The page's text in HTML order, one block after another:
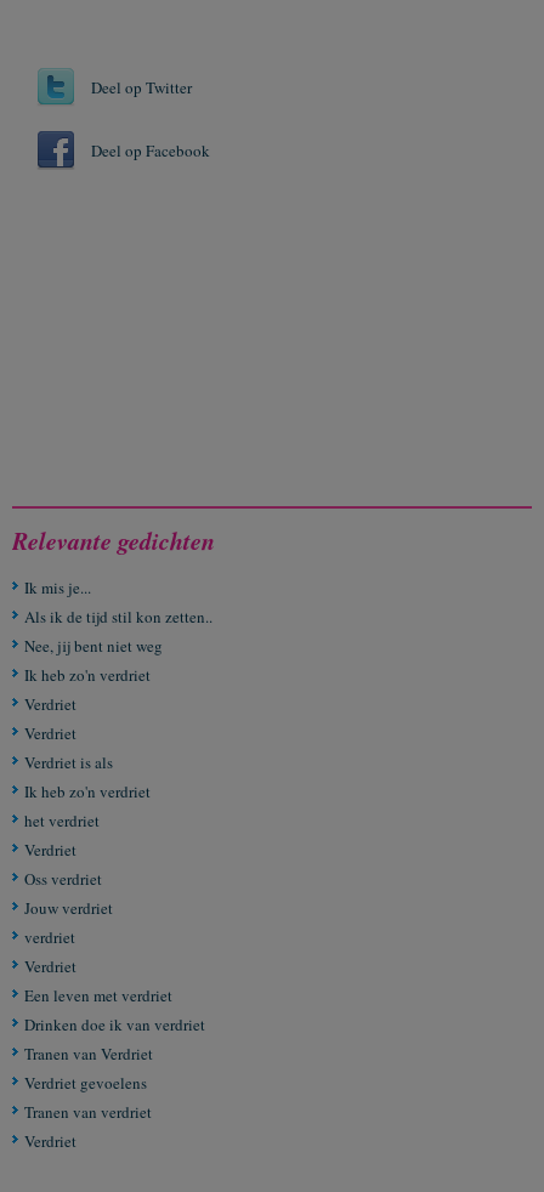
Deel op Twitter
Deel op Facebook
Relevante gedichten
Ik mis je...
Als ik de tijd stil kon zetten..
Nee, jij bent niet weg
Ik heb zo'n verdriet
Verdriet
Verdriet
Verdriet is als
Ik heb zo'n verdriet
het verdriet
Verdriet
Oss verdriet
Jouw verdriet
verdriet
Verdriet
Een leven met verdriet
Drinken doe ik van verdriet
Tranen van Verdriet
Verdriet gevoelens
Tranen van verdriet
Verdriet